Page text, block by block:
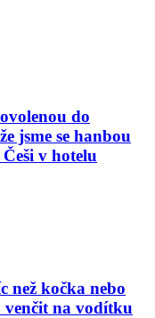
do
jsme se hanbou
v hotelu
než kočka nebo
venčit na vodítku